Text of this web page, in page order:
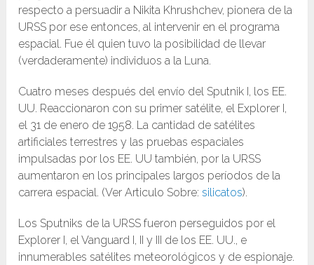
respecto a persuadir a Nikita Khrushchev, pionera de la
URSS por ese entonces, al intervenir en el programa
espacial. Fue él quien tuvo la posibilidad de llevar
(verdaderamente) individuos a la Luna.
Cuatro meses después del envío del Sputnik I, los EE.
UU. Reaccionaron con su primer satélite, el Explorer I,
el 31 de enero de 1958. La cantidad de satélites
artificiales terrestres y las pruebas espaciales
impulsadas por los EE. UU también, por la URSS
aumentaron en los principales largos períodos de la
carrera espacial. (Ver Articulo Sobre:silicatos).
Los Sputniks de la URSS fueron perseguidos por el
Explorer I, el Vanguard I, II y III de los EE. UU., e
innumerables satélites meteorológicos y de espionaje.